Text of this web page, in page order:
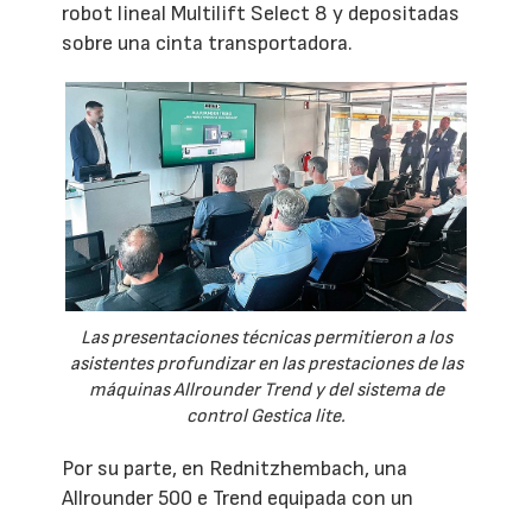
robot lineal Multilift Select 8 y depositadas
sobre una cinta transportadora.
Las presentaciones técnicas permitieron a los
asistentes profundizar en las prestaciones de las
máquinas Allrounder Trend y del sistema de
control Gestica lite.
Por su parte, en Rednitzhembach, una
Allrounder 500 e Trend equipada con un